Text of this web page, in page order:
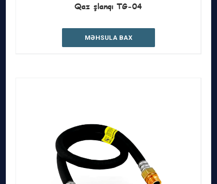
Qaz şlanqı TG-04
MƏHSULA BAX